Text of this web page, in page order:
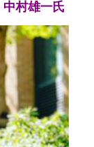
村雄一氏